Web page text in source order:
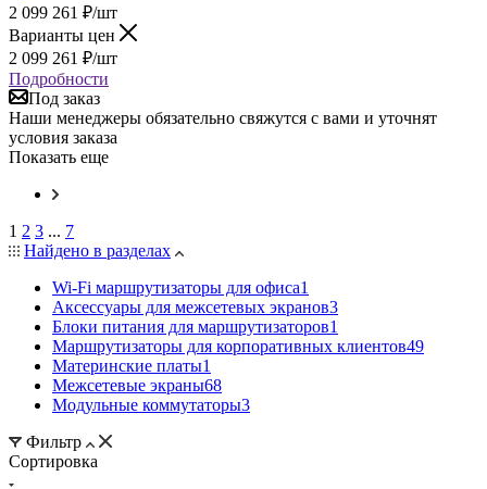
2 099 261 ₽/шт
Варианты цен
2 099 261 ₽/шт
Подробности
Под заказ
Наши менеджеры обязательно свяжутся с вами и уточнят
условия заказа
Показать еще
1 2 3 ... 7
Найдено в разделах
Wi-Fi маршрутизаторы для офиса1
Аксессуары для межсетевых экранов3
Блоки питания для маршрутизаторов1
Маршрутизаторы для корпоративных клиентов49
Материнские платы1
Межсетевые экраны68
Модульные коммутаторы3
Фильтр
Сортировка